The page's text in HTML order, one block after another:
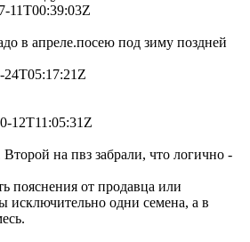
11T00:39:03Z
в апреле.посею под зиму поздней
12T11:05:31Z
на пвз забрали, что логично -
пояснения от продавца или
исключительно одни семена, а в